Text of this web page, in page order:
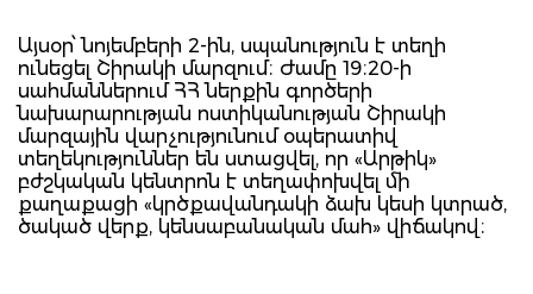
Այսօր՝ նոյեմբերի 2-ին, սպանություն է տեղի
ունեցել Շիրակի մարզում։ Ժամը 19։20-ի
սահմաններում ՀՀ ներքին գործերի
նախարարության ոստիկանության Շիրակի
մարզային վարչությունում օպերատիվ
տեղեկություններ են ստացվել, որ «Արթիկ»
բժշկական կենտրոն է տեղափոխվել մի
քաղաքացի «կրծքավանդակի ձախ կեսի կտրած,
ծակած վերք, կենսաբանական մահ» վիճակով։